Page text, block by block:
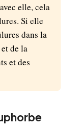
elle, cela
Si elle
dans la
de la
et des